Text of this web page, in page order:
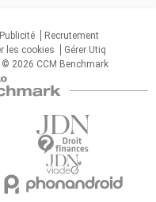
Publicité
Recrutement
les cookies
Gérer Utiq
© 2026 CCM Benchmark